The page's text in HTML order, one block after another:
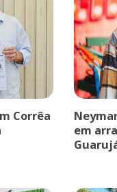
Corrêa
em